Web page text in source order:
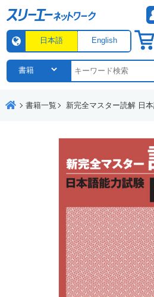
日本語 English
書籍一覧 新完全マスター読解 日本語